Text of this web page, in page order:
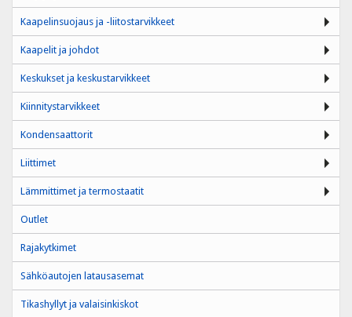
Kaapelinsuojaus ja -liitostarvikkeet
Kaapelit ja johdot
Keskukset ja keskustarvikkeet
Kiinnitystarvikkeet
Kondensaattorit
Liittimet
Lämmittimet ja termostaatit
Outlet
Rajakytkimet
Sähköautojen latausasemat
Tikashyllyt ja valaisinkiskot